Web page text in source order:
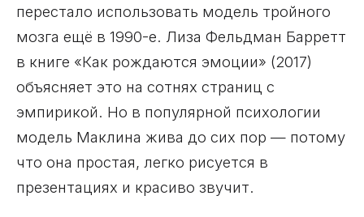
перестало использовать модель тройного
мозга ещё в 1990-е. Лиза Фельдман Барретт
в книге «Как рождаются эмоции» (2017)
объясняет это на сотнях страниц с
эмпирикой. Но в популярной психологии
модель Маклина жива до сих пор — потому
что она простая, легко рисуется в
презентациях и красиво звучит.